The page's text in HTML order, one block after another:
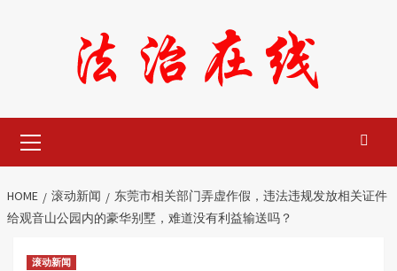
Menu
HOME 滚动新闻
东莞市相关部门弄虚作假，违法违规发放相关证件
给观音山公园内的豪华别墅，难道没有利益输送吗？
滚动新闻